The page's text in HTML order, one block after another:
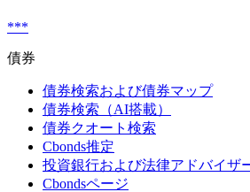
***
債券
債券検索および債券マップ
債券検索（AI搭載）
債券クオート検索
Cbonds推定
投資銀行および法律アドバイザ
Cbondsページ